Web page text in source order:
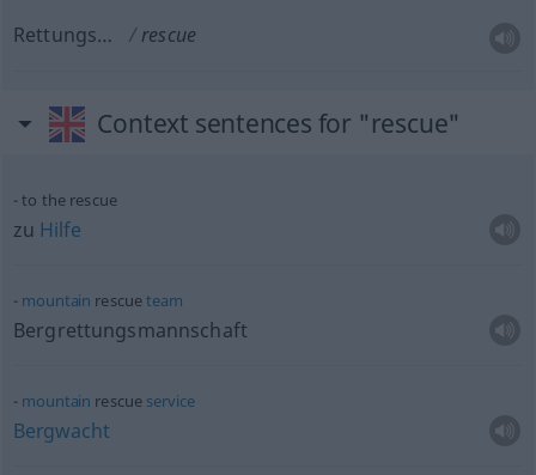
Rettungs… rescue
Context sentences for "rescue"
to the rescue
zu Hilfe
mountain rescueteam
Bergrettungsmannschaft
mountain rescue service
Bergwacht